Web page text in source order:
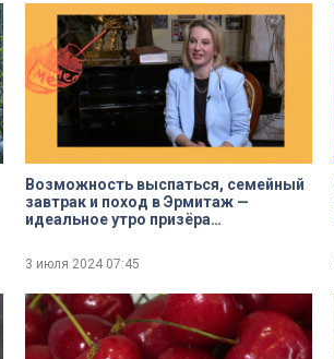
Возможность выспаться, семейный
завтрак и поход в Эрмитаж —
идеальное утро призёра
3 июля 2024 07:45